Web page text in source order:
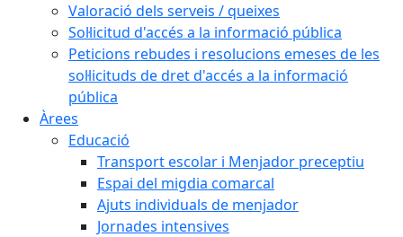
Valoració dels serveis / queixes
Sol·licitud d'accés a la informació pública
Peticions rebudes i resolucions emeses de les
sol·licituds de dret d'accés a la informació
pública
Àrees
Educació
Transport escolar i Menjador preceptiu
Espai del migdia comarcal
Ajuts individuals de menjador
Jornades intensives